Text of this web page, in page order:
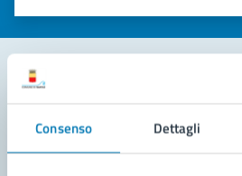
Consenso Dettagli
Valuta 5 stelle su 5
Valuta 4 stelle su 5
Valuta 3 stelle su 5
Valuta 2 stelle su 5
Valuta 1 stelle su 5
Leggi le domande frequenti